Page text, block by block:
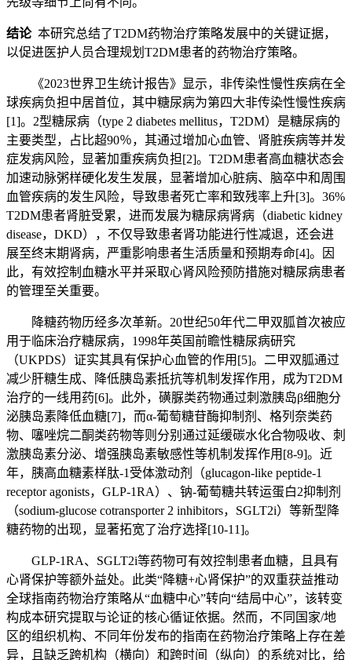
结论本研究总结了T2DM药物治疗策略发展中的关键证据，
以促进医护人员合理规划T2DM患者的药物治疗策略。
《2023世界卫生统计报告》显示，非传染性慢性疾病在全
球疾病负担中居首位，其中糖尿病为第四大非传染性慢性疾病
[1]。2型糖尿病（type 2 diabetes mellitus，T2DM）是糖尿病的
主要类型，占比超90％，其通过增加心血管、肾脏疾病等并发
症发病风险，显著加重疾病负担[2]。T2DM患者高血糖状态会
加速动脉粥样硬化发生发展，显著增加心脏病、脑卒中和周围
血管疾病的发生风险，导致患者死亡率和致残率上升[3]。36%
T2DM患者肾脏受累，进而发展为糖尿病肾病（diabetic kidney
disease，DKD），不仅导致患者肾功能进行性减退，还会进
展至终末期肾病，严重影响患者生活质量和预期寿命[4]。因
此，有效控制血糖水平并采取心肾风险预防措施对糖尿病患者
的管理至关重要。
降糖药物历经多次革新。20世纪50年代二甲双胍首次被应
用于临床治疗糖尿病，1998年英国前瞻性糖尿病研究
（UKPDS）证实其具有保护心血管的作用[5]。二甲双胍通过
减少肝糖生成、降低胰岛素抵抗等机制发挥作用，成为T2DM
治疗的一线用药[6]。此外，磺脲类药物通过刺激胰岛β细胞分
泌胰岛素降低血糖[7]，而α-葡萄糖苷酶抑制剂、格列奈类药
物、噻唑烷二酮类药物等则分别通过延缓碳水化合物吸收、刺
激胰岛素分泌、增强胰岛素敏感性等机制发挥作用[8-9]。近
年，胰高血糖素样肽-1受体激动剂（glucagon-like peptide-1
receptor agonists，GLP-1RA）、钠-葡萄糖共转运蛋白2抑制剂
（sodium-glucose cotransporter 2 inhibitors，SGLT2i）等新型降
糖药物的出现，显著拓宽了治疗选择[10-11]。
GLP-1RA、SGLT2i等药物可有效控制患者血糖，且具有
心肾保护等额外益处。此类“降糖+心肾保护”的双重获益推动
全球指南药物治疗策略从“血糖中心”转向“结局中心”，该转变
构成本研究提取与论证的核心循证依据。然而，不同国家/地
区的组织机构、不同年份发布的指南在药物治疗策略上存在差
异，且缺乏跨机构（横向）和跨时间（纵向）的系统对比，给